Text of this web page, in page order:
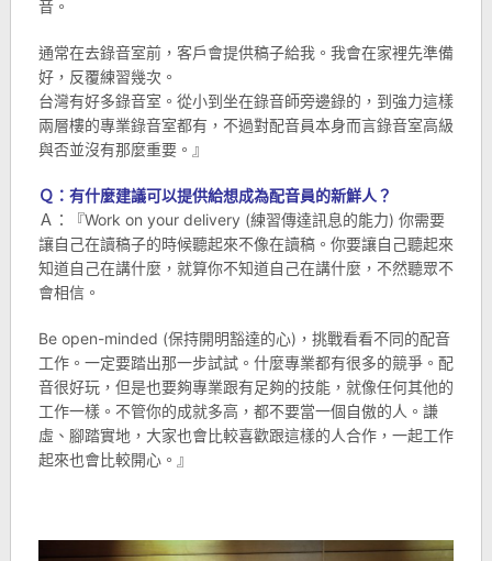
音。
通常在去錄音室前，客戶會提供稿子給我。我會在家裡先準備
好，反覆練習幾次。
台灣有好多錄音室。從小到坐在錄音師旁邊錄的，到強力這樣
兩層樓的專業錄音室都有，不過對配音員本身而言錄音室高級
與否並沒有那麼重要。』
Ｑ：有什麼建議可以提供給想成為配音員的新鮮人？
Ａ：『Work on your delivery (練習傳達訊息的能力) 你需要
讓自己在讀稿子的時候聽起來不像在讀稿。你要讓自己聽起來
知道自己在講什麼，就算你不知道自己在講什麼，不然聽眾不
會相信。
Be open-minded (保持開明豁達的心)，挑戰看看不同的配音
工作。一定要踏出那一步試試。什麼專業都有很多的競爭。配
音很好玩，但是也要夠專業跟有足夠的技能，就像任何其他的
工作一樣。不管你的成就多高，都不要當一個自傲的人。謙
虛、腳踏實地，大家也會比較喜歡跟這樣的人合作，一起工作
起來也會比較開心。』